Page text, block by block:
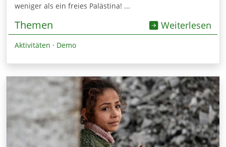
weniger als ein freies Palästina! ...
Themen Weiterlesen
Aktivitäten · Demo